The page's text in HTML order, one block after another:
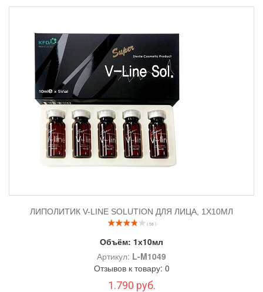
ЛИПОЛИТИК V-LINE SOLUTION ДЛЯ ЛИЦА, 1Х10МЛ
( 58 )
Объём: 1х10мл
Артикул: L-M1049
Отзывов к товару: 0
1.790 руб.